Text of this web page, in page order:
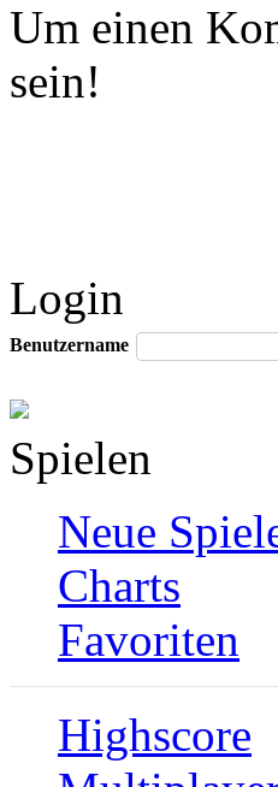
Um einen
sein!
Login
Benutzername
Spielen
Neue
Charts
Favoriten
Highscore